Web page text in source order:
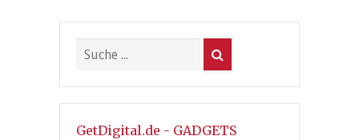
GetDigital.de - GADGETS